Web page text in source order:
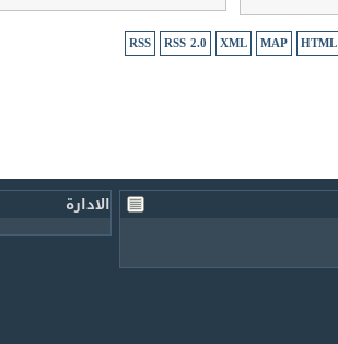
RSS RSS 2.0 XML MAP HTML
الادارة